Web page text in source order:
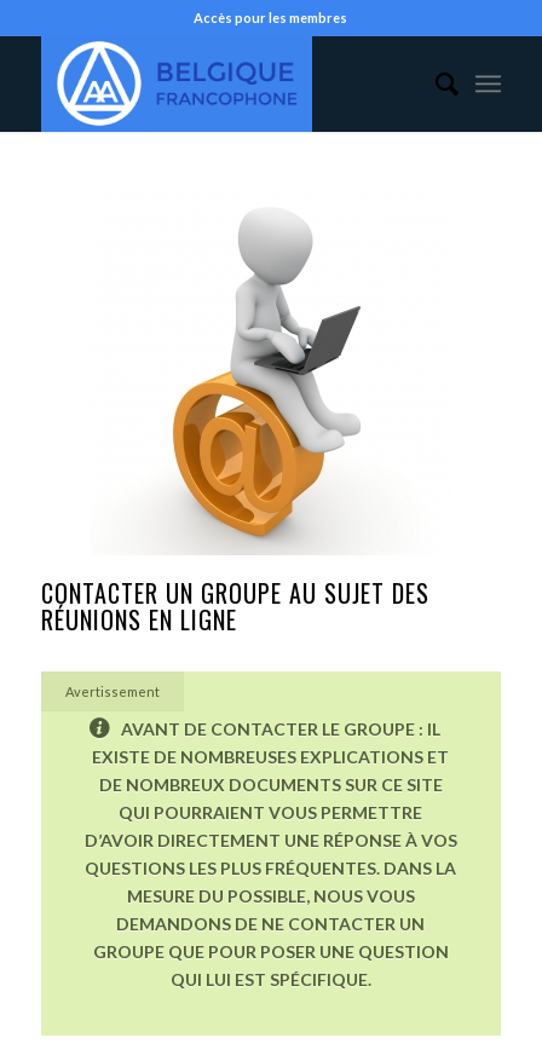
Accès pour les membres
CONTACTER UN GROUPE AU SUJET DES
RÉUNIONS EN LIGNE
Avertissement
AVANT DE CONTACTER LE GROUPE : IL
EXISTE DE NOMBREUSES EXPLICATIONS ET
DE NOMBREUX DOCUMENTS SUR CE SITE
QUI POURRAIENT VOUS PERMETTRE
D’AVOIR DIRECTEMENT UNE RÉPONSE À VOS
QUESTIONS LES PLUS FRÉQUENTES. DANS LA
MESURE DU POSSIBLE, NOUS VOUS
DEMANDONS DE NE CONTACTER UN
GROUPE QUE POUR POSER UNE QUESTION
QUI LUI EST SPÉCIFIQUE.